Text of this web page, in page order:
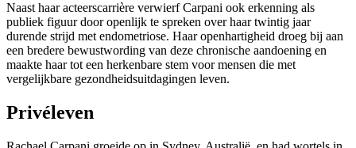
Naast haar acteerscarrière verwierf Carpani ook erkenning als
publiek figuur door openlijk te spreken over haar twintig jaar
durende strijd met endometriose. Haar openhartigheid droeg bij aan
een bredere bewustwording van deze chronische aandoening en
maakte haar tot een herkenbare stem voor mensen die met
vergelijkbare gezondheidsuitdagingen leven.
Privéleven